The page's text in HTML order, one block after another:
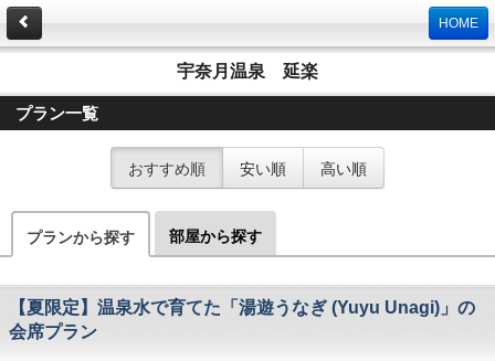
HOME
宇奈月温泉 延楽
プラン一覧
おすすめ順 安い順 高い順
プランから探す 部屋から探す
【夏限定】温泉水で育てた「湯遊うなぎ (Yuyu Unagi) 」の
会席プラン